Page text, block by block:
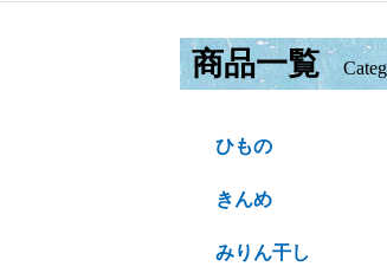
商品一覧
ひもの
きんめ
みりん干し